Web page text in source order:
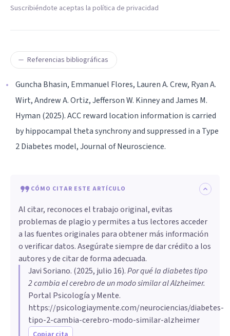
Suscribiéndote aceptas la política de privacidad
Referencias bibliográficas
Guncha Bhasin, Emmanuel Flores, Lauren A. Crew, Ryan A.
Wirt, Andrew A. Ortiz, Jefferson W. Kinney and James M.
Hyman (2025). ACC reward location information is carried
by hippocampal theta synchrony and suppressed in a Type
2 Diabetes model, Journal of Neuroscience.
CÓMO CITAR ESTE ARTÍCULO
Al citar, reconoces el trabajo original, evitas
problemas de plagio y permites a tus lectores acceder
a las fuentes originales para obtener más información
o verificar datos. Asegúrate siempre de dar crédito a los
autores y de citar de forma adecuada.
Javi Soriano. (2025, julio 16).Por qué la diabetes tipo
2 cambia el cerebro de un modo similar al Alzheimer.
Portal Psicología y Mente.
https://psicologiaymente.com/neurociencias/diabetes-
tipo-2-cambia-cerebro-modo-similar-alzheimer